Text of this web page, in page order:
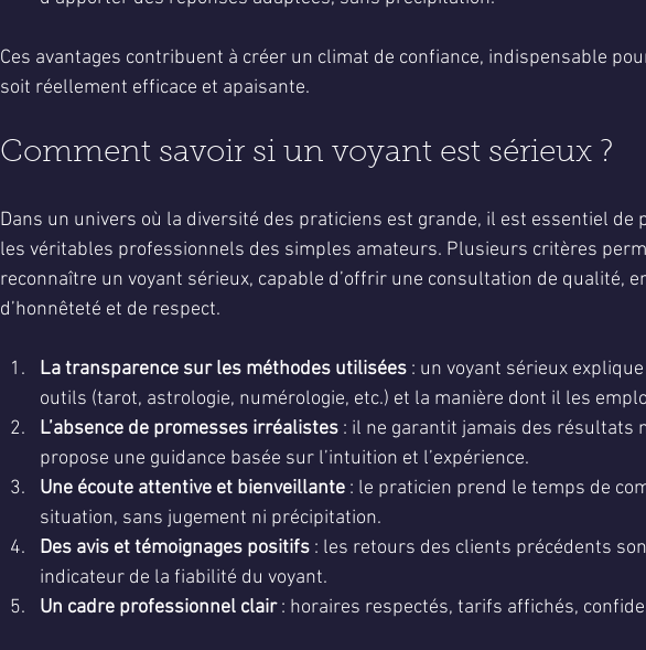
Ces avantages contribuent à créer un climat de confiance, indispensable
soit réellement efficace et apaisante.
Comment savoir si un voyant est sérieux ?
Dans un univers où la diversité des praticiens est grande, il est essentiel de
les véritables professionnels des simples amateurs. Plusieurs critères
reconnaître un voyant sérieux, capable d’offrir une consultation de qualité,
d’honnêteté et de respect.
La transparence sur les méthodes utilisées : un voyant sérieux
outils (tarot, astrologie, numérologie, etc.) et la manière dont il les
L’absence de promesses irréalistes : il ne garantit jamais des résultats
propose une guidance basée sur l’intuition et l’expérience.
Une écoute attentive et bienveillante : le praticien prend le temps de
situation, sans jugement ni précipitation.
Des avis et témoignages positifs : les retours des clients précédents
indicateur de la fiabilité du voyant.
Un cadre professionnel clair : horaires respectés, tarifs affichés,